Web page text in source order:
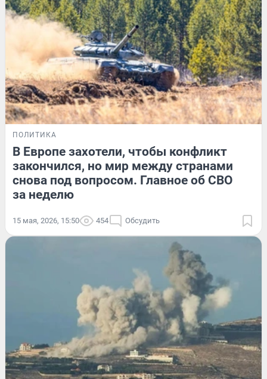
ПОЛИТИКА
В Европе захотели, чтобы конфликт
закончился, но мир между странами
снова под вопросом. Главное об СВО
за неделю
15 мая, 2026, 15:50 454 Обсудить